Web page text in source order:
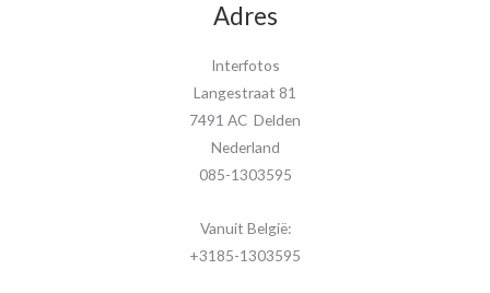
Adres
Interfotos
Langestraat 81
7491 AC Delden
Nederland
085-1303595
Vanuit België:
+3185-1303595